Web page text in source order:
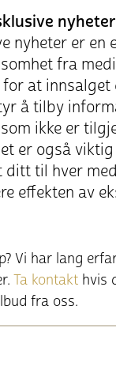
nyheter
nyheter er en
fra
for at
å tilby
ikke er
er også
ditt til hver
effekten av
Vi har lang
Ta kontakt hvis
fra oss.